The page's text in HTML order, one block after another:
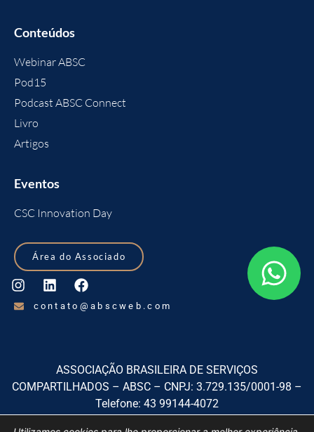
Conteúdos
Webinar ABSC
Pod15
Podcast ABSC Connect
Livro
Artigos
Eventos
CSC Innovation Day
Área do Associado
contato@abscweb.com
ASSOCIAÇÃO BRASILEIRA DE SERVIÇOS
COMPARTILHADOS – ABSC – CNPJ: 3.729.135/0001-98 –
Telefone: 43 99144-4072